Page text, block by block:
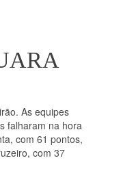
As equipes
falharam na hora
com 61 pontos,
com 37